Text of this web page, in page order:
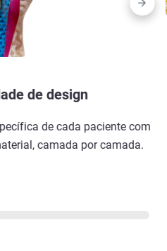
de design
de cada paciente com
camada por camada.